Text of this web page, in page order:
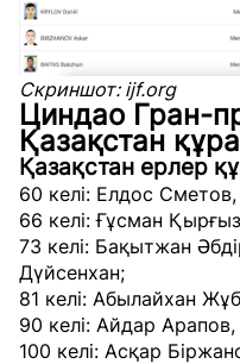
Скриншот: ijf.org
Циндао Гран-
Қазақстан
Қазақстан ерлер
60 келі: Елдос
66 келі: Ғұсман
73 келі: Бақытжан
Дүйсенхан;
81 келі: Абылайхан
90 келі: Айдар
100 келі: Асқар